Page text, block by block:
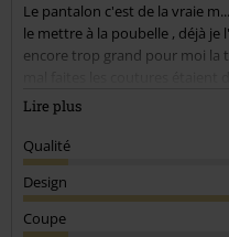
Le pantalon c'est de la vraie
le mettre à la poubelle , déjà je
encore trop grand pour moi la
côté gauche il y avait un
j'ai tirer sur les passants pour
et la il y a tout le cuir qui c'est
mérite un geste commercial
était en promo !!!!! Ne l'acheter
Lire plus
Qualité
Design
Coupe